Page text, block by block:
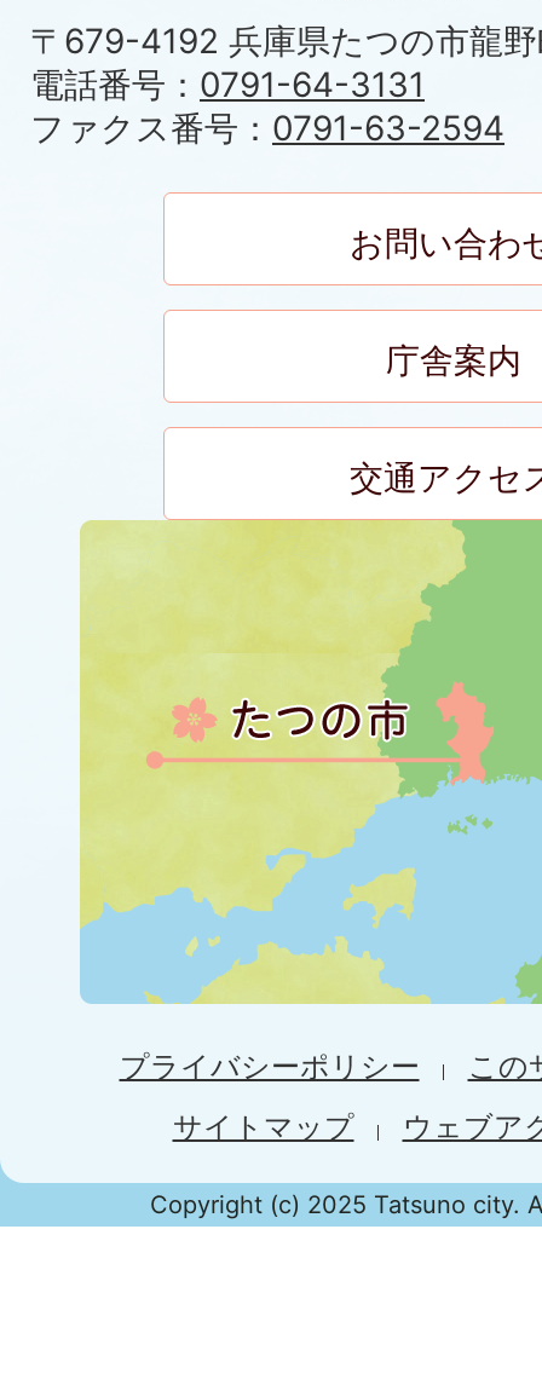
〒679-4192 兵庫県たつの市龍
電話番号： 0791-64-3131
ファクス番号： 0791-63-2594
お問い合わ
庁舎案内
交通アクセ
プライバシーポリシー
この
サイトマップ
ウェブア
Copyright (c) 2025 Tatsuno city.